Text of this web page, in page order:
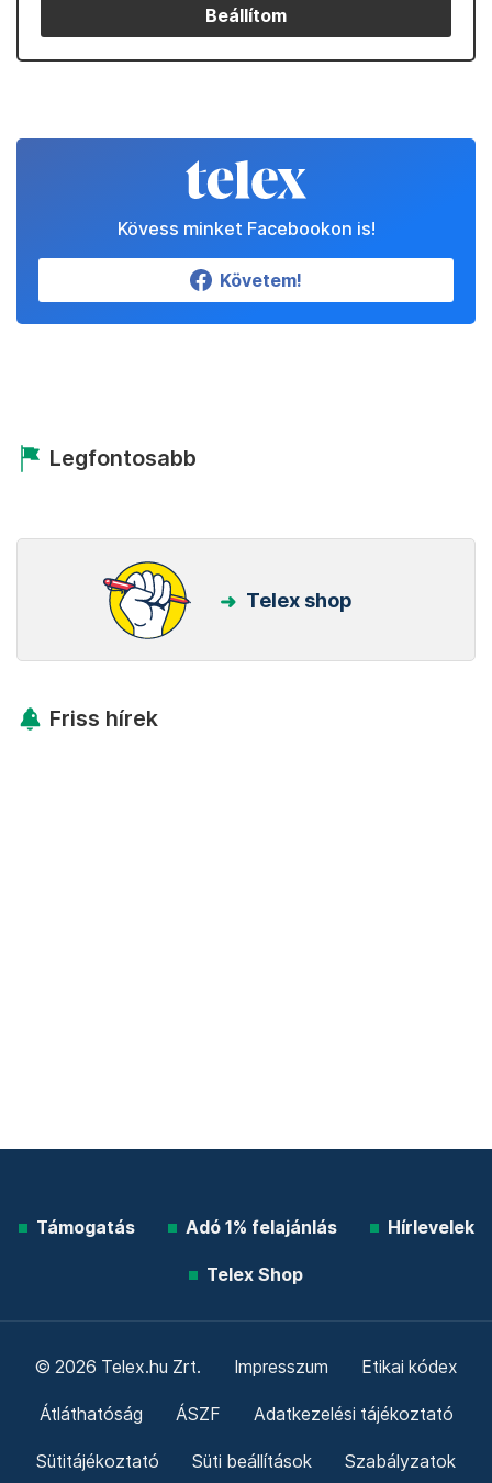
Beállítom
Kövess minket Facebookon is!
Követem!
Legfontosabb
Telex shop
Friss hírek
Támogatás Adó 1% felajánlás Hírlevelek
Telex Shop
© 2026 Telex.hu Zrt. Impresszum Etikai kódex
Átláthatóság ÁSZF Adatkezelési tájékoztató
Sütitájékoztató Süti beállítások Szabályzatok